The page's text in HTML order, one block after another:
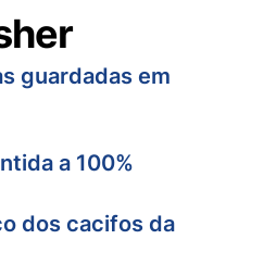
guardadas em
a 100%
dos cacifos da